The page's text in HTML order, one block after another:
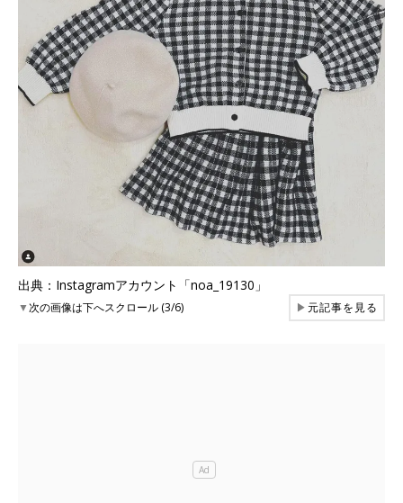
出典：Instagramアカウント「noa_19130」
▼次の画像は下へスクロール (3/6) ▶元記事を見る